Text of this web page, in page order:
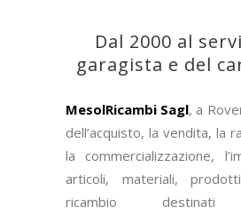
Dal 2000 al
garagista e del
MesolRicambi Sagl, a
dell’acquisto, la vendita, la
la commercializzazione,
articoli, materiali,
ricambio destinati